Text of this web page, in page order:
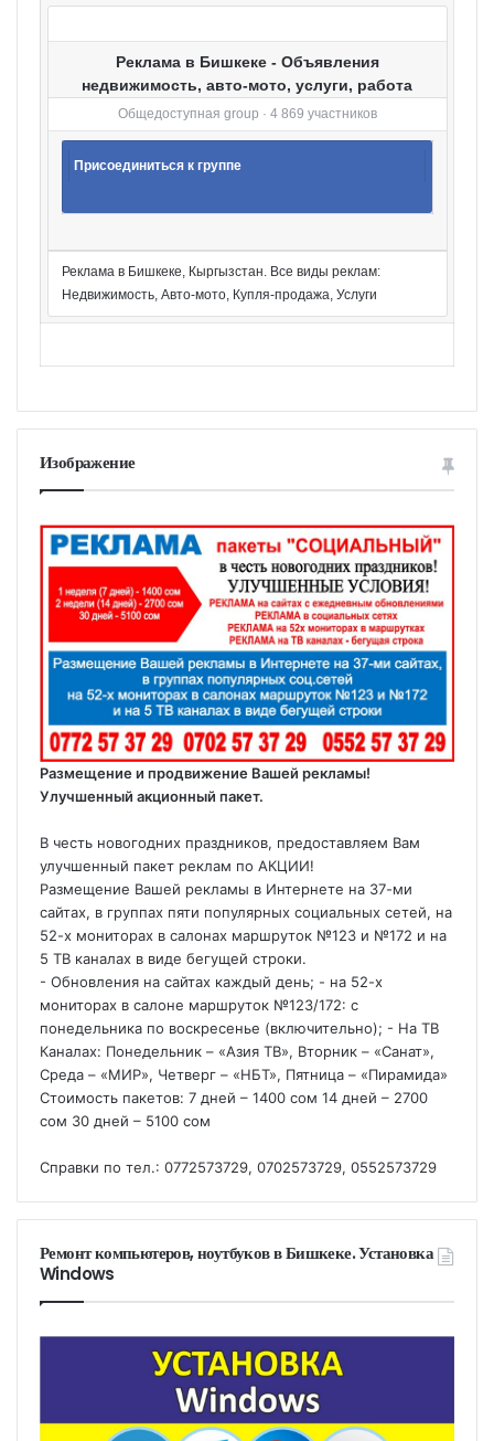
Реклама в Бишкеке - Объявления
недвижимость, авто-мото, услуги, работа
Общедоступная group · 4 869 участников
Присоединиться к группе
Реклама в Бишкеке, Кыргызстан. Все виды реклам:
Недвижимость, Авто-мото, Купля-продажа, Услуги
Изображение
Размещение и продвижение Вашей рекламы!
Улучшенный акционный пакет.
В честь новогодних праздников, предоставляем Вам
улучшенный пакет реклам по АКЦИИ!
Размещение Вашей рекламы в Интернете на 37-ми
сайтах, в группах пяти популярных социальных сетей, на
52-х мониторах в салонах маршруток №123 и №172 и на
5 ТВ каналах в виде бегущей строки.
- Обновления на сайтах каждый день; - на 52-х
мониторах в салоне маршруток №123/172: с
понедельника по воскресенье (включительно); - На ТВ
Каналах: Понедельник – «Азия ТВ», Вторник – «Санат»,
Среда – «МИР», Четверг – «НБТ», Пятница – «Пирамида»
Стоимость пакетов: 7 дней – 1400 сом 14 дней – 2700
сом 30 дней – 5100 сом
Справки по тел.: 0772573729, 0702573729, 0552573729
Ремонт компьютеров, ноутбуков в Бишкеке. Установка
Windows